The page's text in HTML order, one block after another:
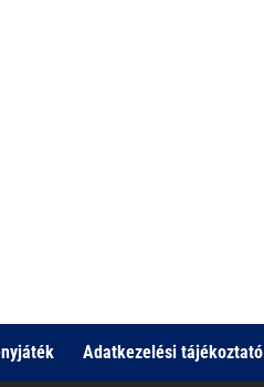
Adatkezelési tájékoztató